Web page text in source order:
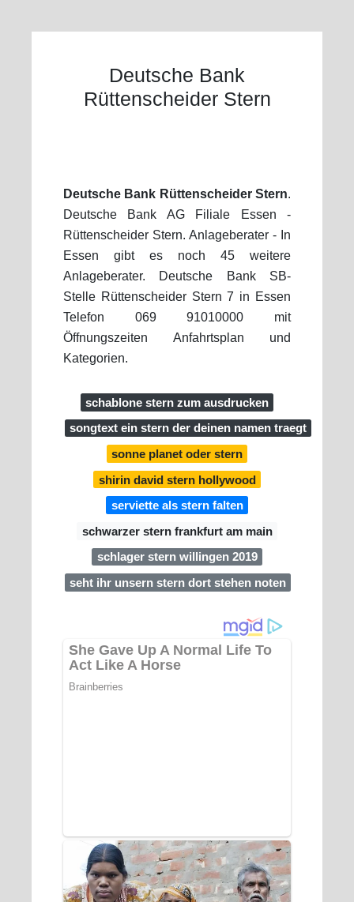
Deutsche Bank
Rüttenscheider Stern
Deutsche Bank Rüttenscheider Stern.
Deutsche Bank AG Filiale Essen -
Rüttenscheider Stern. Anlageberater - In
Essen gibt es noch 45 weitere
Anlageberater. Deutsche Bank SB-
Stelle Rüttenscheider Stern 7 in Essen
Telefon 069 91010000 mit
Öffnungszeiten Anfahrtsplan und
Kategorien.
schablone stern zum ausdrucken
songtext ein stern der deinen namen traegt
sonne planet oder stern
shirin david stern hollywood
serviette als stern falten
schwarzer stern frankfurt am main
schlager stern willingen 2019
seht ihr unsern stern dort stehen noten